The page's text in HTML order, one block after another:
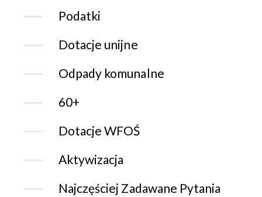
Podatki
Dotacje unijne
Odpady komunalne
60+
Dotacje WFOŚ
Aktywizacja
Najczęściej Zadawane Pytania